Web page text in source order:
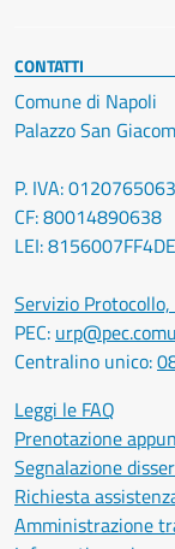
CONTATTI
Comune di Napoli
Palazzo San
P. IVA:
CF: 80014890638
LEI:
Servizio
PEC:
Centralino unico:
Leggi le FAQ
Prenotazione
Segnalazione
Richiesta
Amministrazione